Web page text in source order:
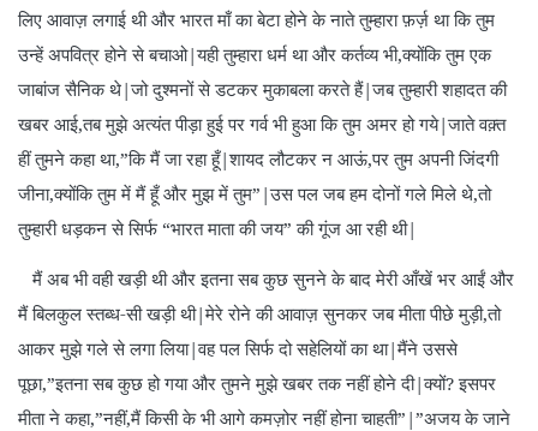
लिए आवाज़ लगाई थी और भारत माँ का बेटा होने के नाते तुम्हारा फ़र्ज़ था कि तुम
उन्हें अपवित्र होने से बचाओ|यही तुम्हारा धर्म था और कर्तव्य भी,क्योंकि तुम एक
जाबांज सैनिक थे|जो दुश्मनों से डटकर मुकाबला करते हैं|जब तुम्हारी शहादत की
खबर आई,तब मुझे अत्यंत पीड़ा हुई पर गर्व भी हुआ कि तुम अमर हो गये|जाते वक़्त
हीं तुमने कहा था,”कि मैं जा रहा हूँ|शायद लौटकर न आऊं,पर तुम अपनी जिंदगी
जीना,क्योंकि तुम में मैं हूँ और मुझ में तुम”|उस पल जब हम दोनों गले मिले थे,तो
तुम्हारी धड़कन से सिर्फ “भारत माता की जय” की गूंज आ रही थी|
मैं अब भी वही खड़ी थी और इतना सब कुछ सुनने के बाद मेरी आँखें भर आईं और
मैं बिलकुल स्तब्ध-सी खड़ी थी|मेरे रोने की आवाज़ सुनकर जब मीता पीछे मुड़ी,तो
आकर मुझे गले से लगा लिया|वह पल सिर्फ दो सहेलियों का था|मैंने उससे
पूछा,”इतना सब कुछ हो गया और तुमने मुझे खबर तक नहीं होने दी|क्यों? इसपर
मीता ने कहा,”नहीं,मैं किसी के भी आगे कमज़ोर नहीं होना चाहती”|”अजय के जाने